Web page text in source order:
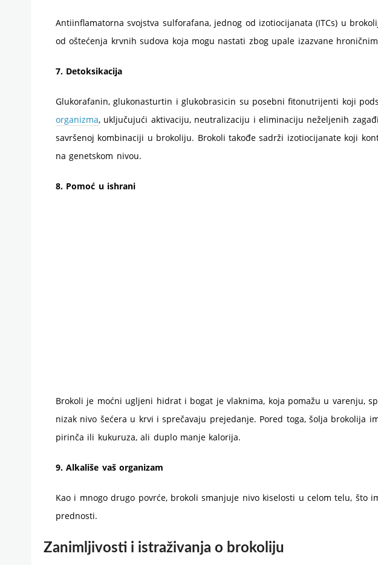
Antiinflamatorna svojstva sulforafana, jednog od izotiocijanata (ITCs) u
od oštećenja krvnih sudova koja mogu nastati zbog upale izazvane
7. Detoksikacija
Glukorafanin, glukonasturtin i glukobrasicin su posebni fitonutrijenti koji
organizma, uključujući aktivaciju, neutralizaciju i eliminaciju neželjenih
savršenoj kombinaciji u brokoliju. Brokoli takođe sadrži izotiocijanate koji
na genetskom nivou.
8. Pomoć u ishrani
Brokoli je moćni ugljeni hidrat i bogat je vlaknima, koja pomažu u varenju,
nizak nivo šećera u krvi i sprečavaju prejedanje. Pored toga, šolja brokolija
pirinča ili kukuruza, ali duplo manje kalorija.
9. Alkališe vaš organizam
Kao i mnogo drugo povrće, brokoli smanjuje nivo kiselosti u celom telu, što
prednosti.
Zanimljivosti i istraživanja o brokoliju